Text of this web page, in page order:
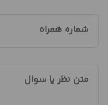
شماره همراه
متن نظر یا سوال